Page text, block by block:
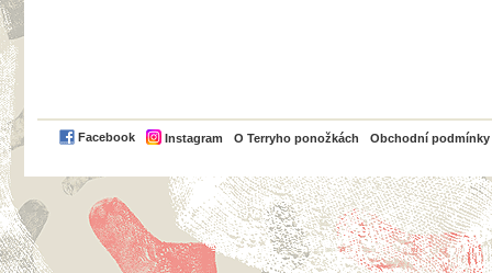
Facebook Instagram O Terryho ponožkách Obchodní podmínky
PayPal